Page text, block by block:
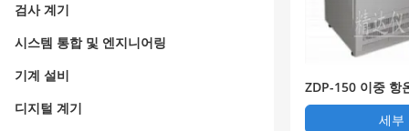
검사 계기
시스템 통합 및 엔지니어링
기계 설비
디지털 계기
ZDP-150 이중 항
세부